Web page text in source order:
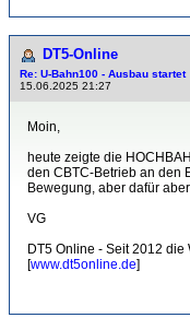
DT5-Online
Re: U-Bahn100 - Ausbau startet
15.06.2025 21:27
Moin,
heute zeigte die
den CBTC-Betrieb an den
Bewegung, aber dafür
VG
DT5 Online - Seit 2012
[www.dt5online.de]